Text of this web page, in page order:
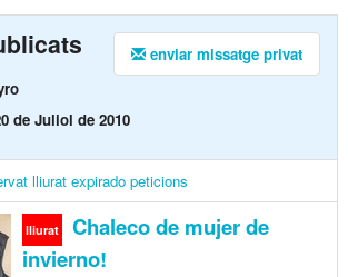
enviar missatge privat
de Juliol de 2010
lliurat expirado peticions
lliurat
Chaleco de mujer de
invierno!